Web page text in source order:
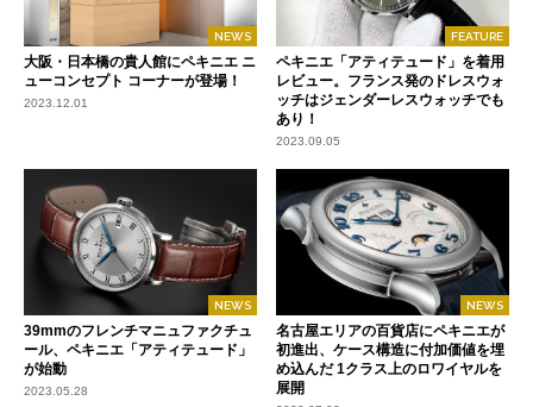
NEWS
大阪・日本橋の貴人館にペキニエ ニ
ューコンセプト コーナーが登場！
2023.12.01
FEATURE
ペキニエ「アティテュード」を着用
レビュー。フランス発のドレスウォ
ッチはジェンダーレスウォッチでも
あり！
2023.09.05
NEWS
39mmのフレンチマニュファクチュ
ール、ペキニエ「アティテュード」
が始動
2023.05.28
NEWS
名古屋エリアの百貨店にペキニエが
初進出、ケース構造に付加価値を埋
め込んだ 1クラス上のロワイヤルを
展開